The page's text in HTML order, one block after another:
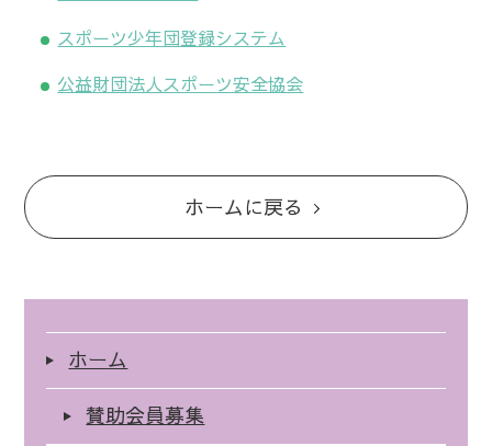
スポーツ少年団登録システム
公益財団法人スポーツ安全協会
ホームに戻る
ホーム
賛助会員募集